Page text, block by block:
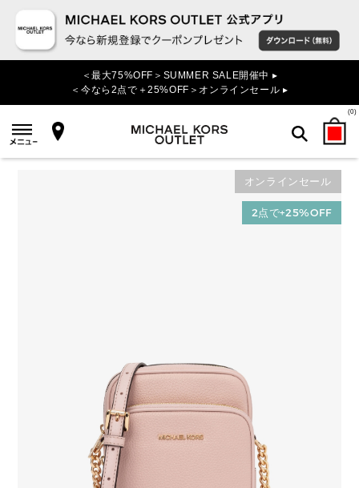
＜最大75%OFF＞SUMMER SALE開催中 ▸
＜今なら2点で＋25%OFF＞オンラインセール ▸
(0)
検索
オンラインセール
2点で+25%OFF